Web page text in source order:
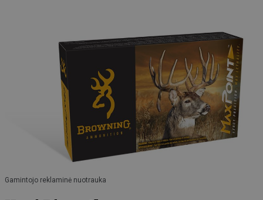
Gamintojo reklaminė nuotrauka